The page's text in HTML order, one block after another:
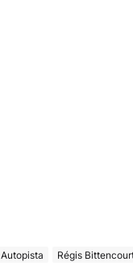
Autopista Régis